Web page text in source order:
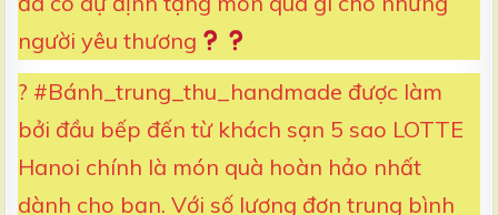
s
người yêu thương
? #Bánh_trung_thu_handmade được làm
bởi đầu bếp đến từ khách sạn 5 sao LOTTE
Hanoi chính là món quà hoàn hảo nhất
dành cho bạn. Với số lượng đơn trung bình